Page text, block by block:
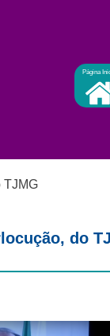
Página
TJMG
do